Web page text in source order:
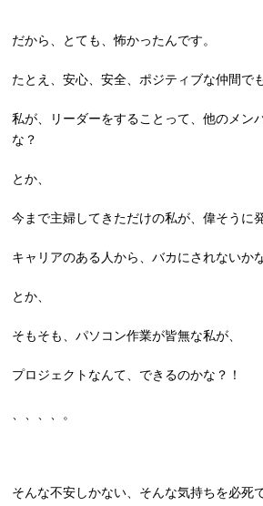
だから、とても、怖かったんです。
たとえ、安心、安全、ポジティブな仲間でも
私が、リーダーをすることって、他のメン
な？
とか、
今まで主婦してきただけの私が、偉そうに
キャリアのある人から、バカにされないかな
とか、
そもそも、パソコン作業が皆無な私が、
プロジェクトなんて、できるのかな？！
、、、、。
そんな不安しかない、そんな気持ちを必死